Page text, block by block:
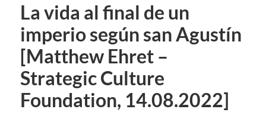
La vida al final de un
imperio según san Agustín
[Matthew Ehret –
Strategic Culture
Foundation, 14.08.2022]